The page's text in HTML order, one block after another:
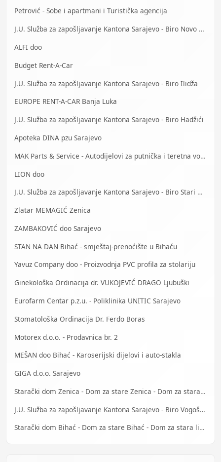
Petrović - Sobe i apartmani i Turistička agencija
J.U. Služba za zapošljavanje Kantona Sarajevo - Biro Novo Sarajevo
ALFI doo
Budget Rent-A-Car
J.U. Služba za zapošljavanje Kantona Sarajevo - Biro Ilidža
EUROPE RENT-A-CAR Banja Luka
J.U. Služba za zapošljavanje Kantona Sarajevo - Biro Hadžići
Apoteka DINA pzu Sarajevo
MAK Parts & Service - Autodijelovi za putnička i teretna vozila Gračanica
LION doo
J.U. Služba za zapošljavanje Kantona Sarajevo - Biro Stari Grad
Zlatar MEMAGIĆ Zenica
ZAMBAKOVIĆ doo Sarajevo
STAN NA DAN Bihać - smještaj-prenoćište u Bihaću
Yavuz Company doo - Proizvodnja PVC profila za stolariju
Ginekološka Ordinacija dr. VUKOJEVIĆ DRAGO Ljubuški
Eurofarm Centar p.z.u. - Poliklinika UNITIC Sarajevo
Stomatološka Ordinacija Dr. Ferdo Boras
Motorex d.o.o. - Prodavnica br. 2
MEŠAN doo Bihać - Karoserijski dijelovi i auto-stakla
GIGA d.o.o. Sarajevo
Starački dom Zenica - Dom za stare Zenica - Dom za stara lica Zenica
J.U. Služba za zapošljavanje Kantona Sarajevo - Biro Vogošća
Starački dom Bihać - Dom za stare Bihać - Dom za stara lica Bihać